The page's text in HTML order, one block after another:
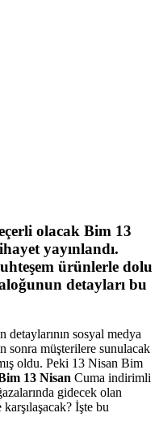
olacak Bim 13
yayınlandı.
ürünlerle dolu
detayları bu
detaylarının sosyal medya
sonra müşterilere sunulacak
oldu. Peki 13 Nisan Bim
13 Nisan Cuma indirimli
gidecek olan
İşte bu